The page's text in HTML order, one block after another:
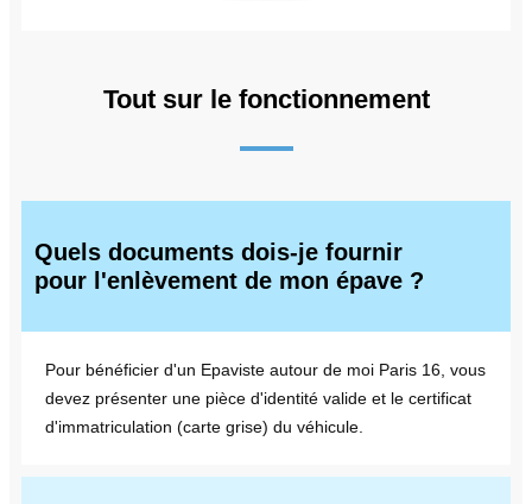
Tout sur le fonctionnement
Quels documents dois-je fournir
pour l'enlèvement de mon épave ?
Pour bénéficier d'un Epaviste autour de moi Paris 16, vous
devez présenter une pièce d'identité valide et le certificat
d'immatriculation (carte grise) du véhicule.